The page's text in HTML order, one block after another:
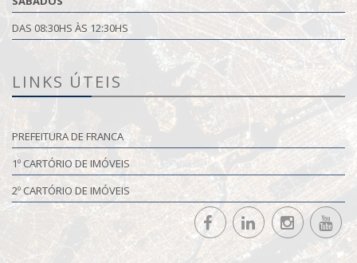
DAS 08:30HS ÀS 12:30HS
LINKS ÚTEIS
PREFEITURA DE FRANCA
1º CARTÓRIO DE IMÓVEIS
2º CARTÓRIO DE IMÓVEIS